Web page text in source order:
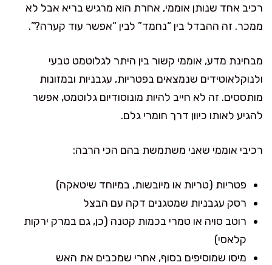
רכיב אחד שנותן אוממי, אחרת הוא מרגיש בריא אבל לא
ממכר. זה ההבדל בין “נחמד” לבין “אפשר עוד קערה?”.
מבחינת מדע, אוממי קשור בין היתר לגלוטמט טבעי
ולנוקלאוטידים שנמצאים בפטריות, עגבניות ובמזונות
מותססים. זה לא חייב להיות מונוסודיום גלוטמט, אפשר
להגיע לאותו כיוון דרך חומרי גלם.
רכיבי אוממי שאני משתמשת בהם הכי הרבה:
פטריות (טריות או מיובשות, במיוחד שיטאקה)
רסק עגבניות שמטגנים דקה עם הבצל
רוטב סויה או טמרי בכמות קטנה (כן, גם במרק ירקות
קלאסי)
מיסו שמוסיפים בסוף, אחרי שמכבים את האש